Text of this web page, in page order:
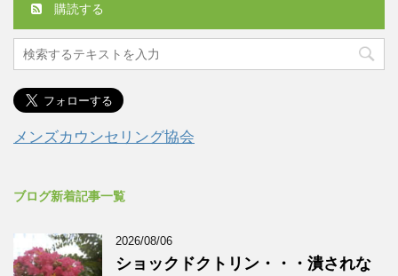
購読する
メンズカウンセリング協会
ブログ新着記事一覧
2026/08/06
ショックドクトリン・・・潰されな